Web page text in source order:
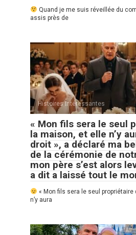
Quand je me suis réveillée du
assis près de
Histoires Intéressantes
« Mon fils sera le seul
la maison, et elle n’y
droit », a déclaré ma
de la cérémonie de
mon père s’est alors
a dit a laissé tout le
« Mon fils sera le seul
n’y aura